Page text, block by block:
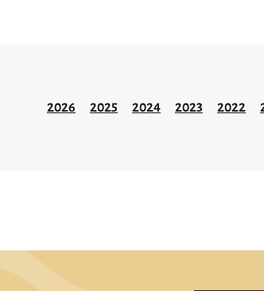
2026 2025 2024 2023 2022